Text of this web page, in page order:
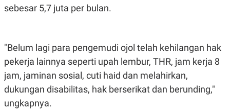
A
Y
E
I
D
L
A
N
G
K
N
R
sebesar 5,7 juta per bulan.
"Belum lagi para pengemudi ojol telah kehilangan hak
pekerja lainnya seperti upah lembur, THR, jam kerja 8
jam, jaminan sosial, cuti haid dan melahirkan,
dukungan disabilitas, hak berserikat dan berunding,"
ungkapnya.